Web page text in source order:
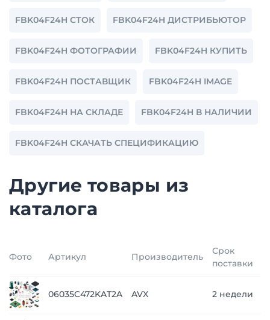
FBK04F24H СТОК FBK04F24H ДИСТРИБЬЮТОР
FBK04F24H ФОТОГРАФИИ FBK04F24H КУПИТЬ
FBK04F24H ПОСТАВЩИК FBK04F24H IMAGE
FBK04F24H НА СКЛАДЕ FBK04F24H В НАЛИЧИИ
FBK04F24H СКАЧАТЬ СПЕЦИФИКАЦИЮ
Другие товары из
каталога
Фото Артикул Производитель
Срок
поставки
06035C472KAT2A AVX 2 недели